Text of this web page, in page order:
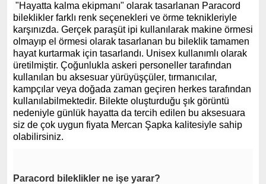
"Hayatta kalma ekipmanı" olarak tasarlanan Paracord
bileklikler farklı renk seçenekleri ve örme teknikleriyle
karşınızda. Gerçek paraşüt ipi kullanılarak makine örmesi
olmayıp el örmesi olarak tasarlanan bu bileklik tamamen
hayat kurtarmak için tasarlandı. Unisex kullanımlı olarak
üretilmiştir. Çoğunlukla askeri personeller tarafından
kullanılan bu aksesuar yürüyüşçüler, tırmanıcılar,
kampçılar veya doğada zaman geçiren herkes tarafından
kullanılabilmektedir. Bilekte oluşturduğu şık görüntü
nedeniyle günlük hayatta da tercih edilen bu aksesuara
siz de çok uygun fiyata Mercan Şapka kalitesiyle sahip
olabilirsiniz.
Paracord bileklikler ne işe yarar?